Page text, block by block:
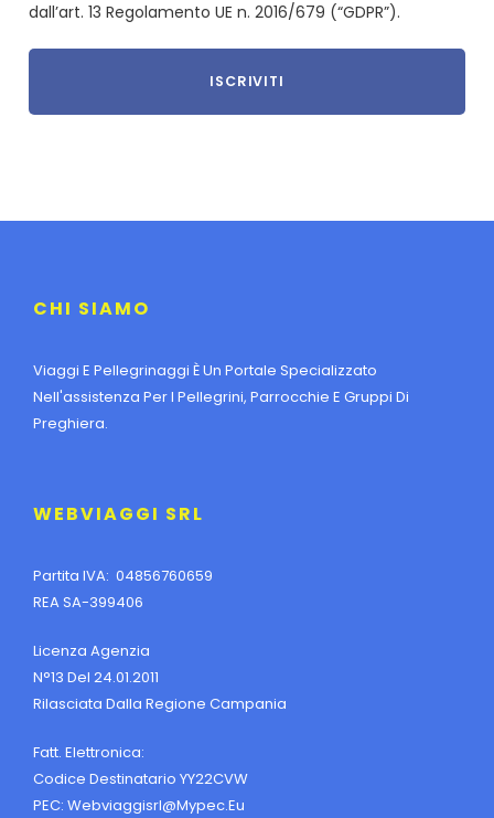
dall’art. 13 Regolamento UE n. 2016/679 (“GDPR”).
CHI SIAMO
Viaggi E Pellegrinaggi È Un Portale Specializzato
Nell'assistenza Per I Pellegrini, Parrocchie E Gruppi Di
Preghiera.
WEBVIAGGI SRL
Partita IVA: 04856760659
REA SA-399406
Licenza Agenzia
N°13 Del 24.01.2011
Rilasciata Dalla Regione Campania
Fatt. Elettronica:
Codice Destinatario YY22CVW
PEC: Webviaggisrl@mypec.eu